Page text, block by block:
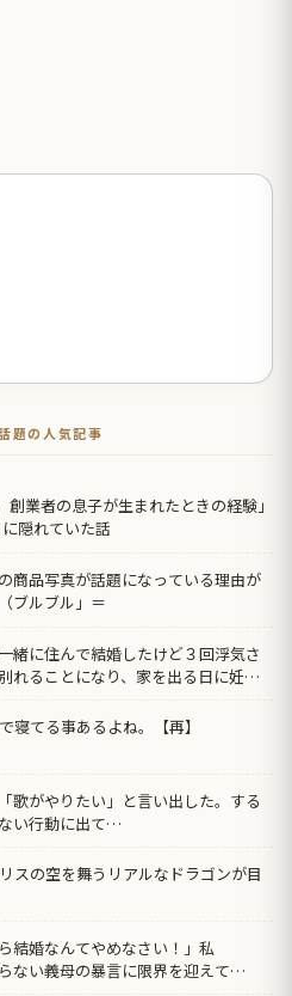
題の人気記事
創業者の息子が生まれたときの経験」
隠れていた話
商品写真が話題になっている理由が
ブルブル」＝
緒に住んで結婚したけど３回浮気さ
れることになり、家を出る日に妊娠
寝てる事あるよね。【再】
歌がやりたい」と言い出した。する
い行動に出て…
スの空を舞うリアルなドラゴンが目
結婚なんてやめなさい！」私
ない義母の暴言に限界を迎えて…